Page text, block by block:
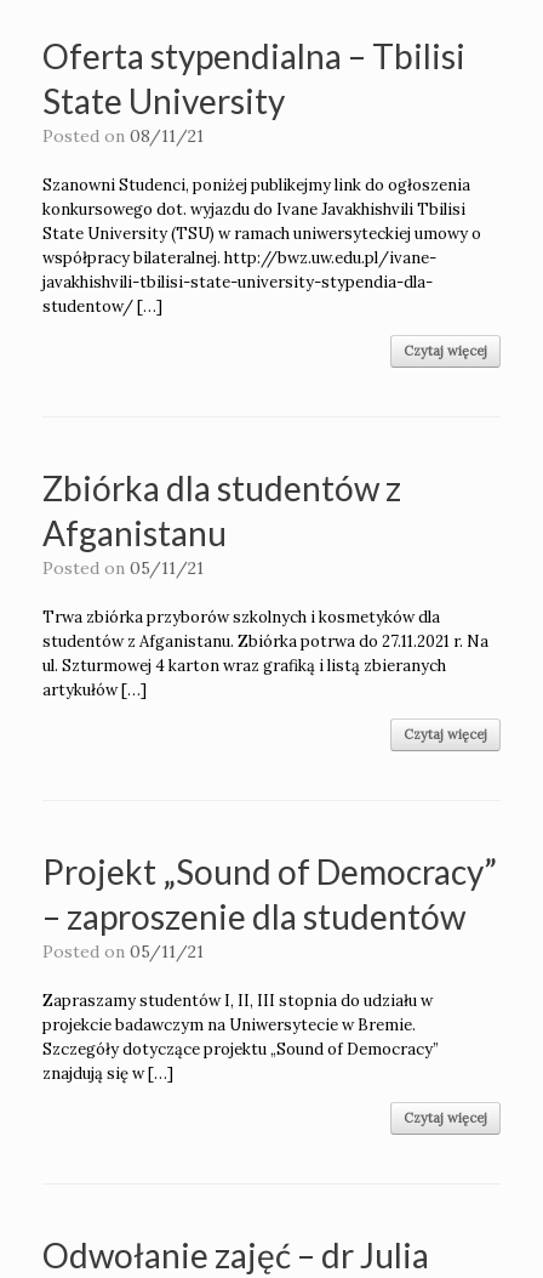
Oferta stypendialna – Tbilisi
State University
Posted on 08/11/21
Szanowni Studenci, poniżej publikejmy link do ogłoszenia
konkursowego dot. wyjazdu do Ivane Javakhishvili Tbilisi
State University (TSU) w ramach uniwersyteckiej umowy o
współpracy bilateralnej. http://bwz.uw.edu.pl/ivane-
javakhishvili-tbilisi-state-university-stypendia-dla-
studentow/ […]
Czytaj więcej
Zbiórka dla studentów z
Afganistanu
Posted on 05/11/21
Trwa zbiórka przyborów szkolnych i kosmetyków dla
studentów z Afganistanu. Zbiórka potrwa do 27.11.2021 r. Na
ul. Szturmowej 4 karton wraz grafiką i listą zbieranych
artykułów […]
Czytaj więcej
Projekt „Sound of Democracy”
– zaproszenie dla studentów
Posted on 05/11/21
Zapraszamy studentów I, II, III stopnia do udziału w
projekcie badawczym na Uniwersytecie w Bremie.
Szczegóły dotyczące projektu „Sound of Democracy”
znajdują się w […]
Czytaj więcej
Odwołanie zajęć – dr Julia